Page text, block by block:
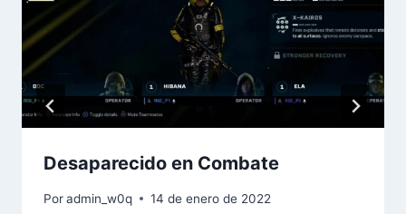
Desaparecido en Combate
Poradmin_w0q 14 de enero de 2022